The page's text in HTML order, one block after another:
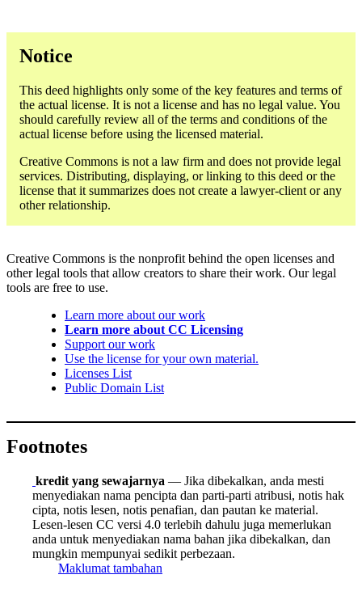
Notice
This deed highlights only some of the key features and terms of
the actual license. It is not a license and has no legal value. You
should carefully review all of the terms and conditions of the
actual license before using the licensed material.
Creative Commons is not a law firm and does not provide legal
services. Distributing, displaying, or linking to this deed or the
license that it summarizes does not create a lawyer-client or any
other relationship.
Creative Commons is the nonprofit behind the open licenses and
other legal tools that allow creators to share their work. Our legal
tools are free to use.
Learn more about our work
Learn more about CC Licensing
Support our work
Use the license for your own material.
Licenses List
Public Domain List
Footnotes
kredit yang sewajarnya — Jika dibekalkan, anda mesti
menyediakan nama pencipta dan parti-parti atribusi, notis hak
cipta, notis lesen, notis penafian, dan pautan ke material.
Lesen-lesen CC versi 4.0 terlebih dahulu juga memerlukan
anda untuk menyediakan nama bahan jika dibekalkan, dan
mungkin mempunyai sedikit perbezaan.
Maklumat tambahan